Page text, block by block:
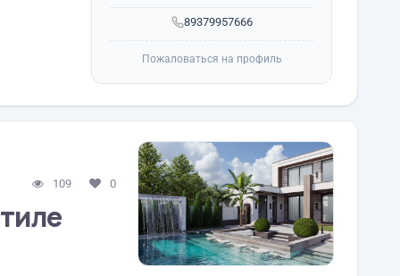
89379957666
Пожаловаться на профиль
109 0